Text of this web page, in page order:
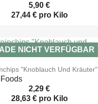
5,90 €
27,44 € pro Kilo
 Vorschau
"Knoblauch Und Kräuter"
2,29 €
28,63 € pro Kilo
NICHT VERFÜGBAR